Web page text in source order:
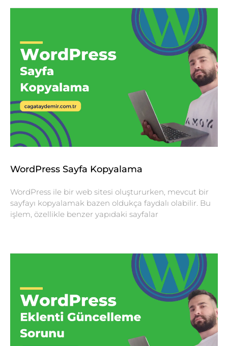
WordPress Sayfa Kopyalama
WordPress ile bir web sitesi oluştururken, mevcut bir
sayfayı kopyalamak bazen oldukça faydalı olabilir. Bu
işlem, özellikle benzer yapıdaki sayfalar